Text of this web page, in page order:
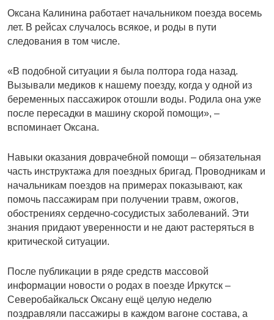
Оксана Калинина работает начальником поезда восемь
лет. В рейсах случалось всякое, и роды в пути
следования в том числе.
«В подобной ситуации я была полтора года назад.
Вызывали медиков к нашему поезду, когда у одной из
беременных пассажирок отошли воды. Родила она уже
после пересадки в машину скорой помощи», –
вспоминает Оксана.
Навыки оказания доврачебной помощи – обязательная
часть инструктажа для поездных бригад. Проводникам и
начальникам поездов на примерах показывают, как
помочь пассажирам при получении травм, ожогов,
обострениях сердечно-сосудистых заболеваний. Эти
знания придают уверенности и не дают растеряться в
критической ситуации.
После публикации в ряде средств массовой
информации новости о родах в поезде Иркутск –
Северобайкальск Оксану ещё целую неделю
поздравляли пассажиры в каждом вагоне состава, а